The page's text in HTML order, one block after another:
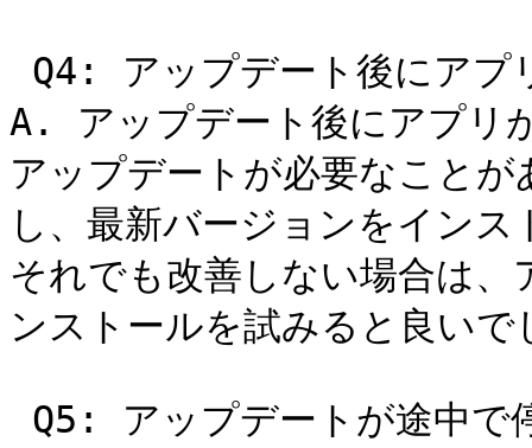
A. アップデート後にアプリ
アップデートが必要なこと
し、最新バージョンをイン
それでも改善しない場合は
ンストールを試みると良いで